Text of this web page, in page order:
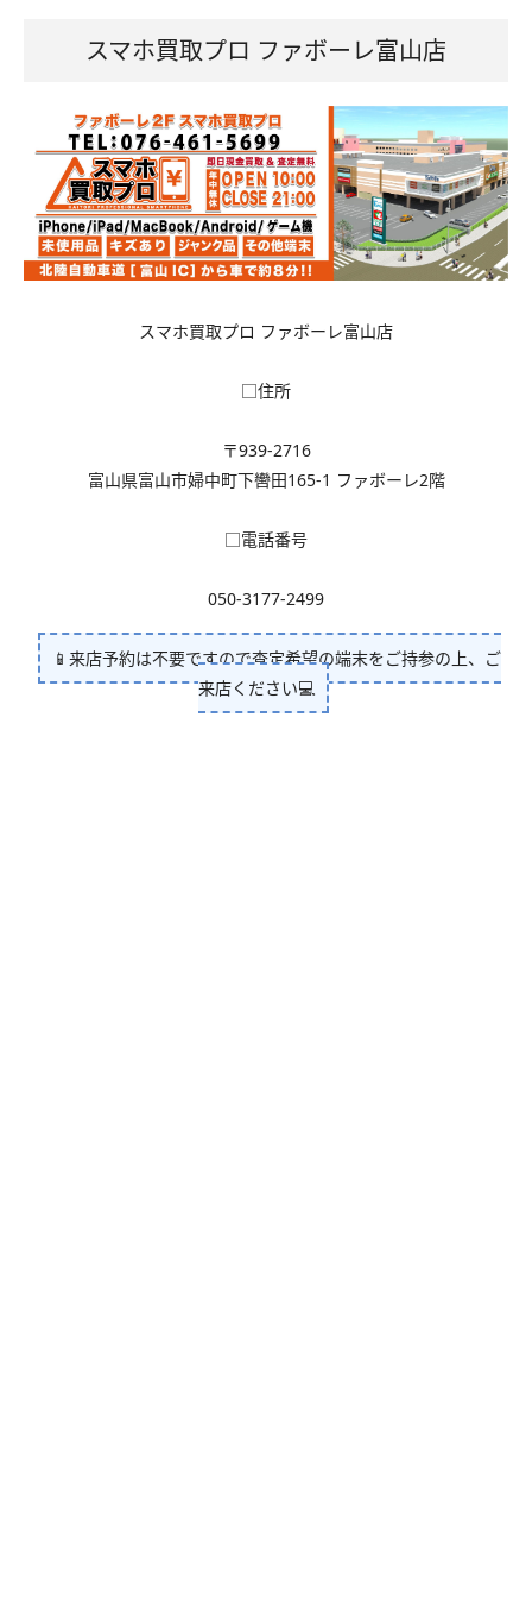
スマホ買取プロ ファボーレ富山店
スマホ買取プロ ファボーレ富山店
□住所
〒939-2716
富山県富山市婦中町下轡田165-1 ファボーレ2階
□電話番号
050-3177-2499
📱来店予約は不要ですので査定希望の端末をご持参の上、ご
来店ください💻